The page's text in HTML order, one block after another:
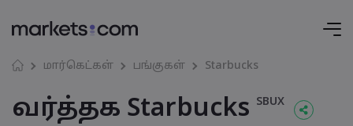
மார்கெட்கள் பங்குகள் Starbucks
வர்த்தக Starbucks SBUX